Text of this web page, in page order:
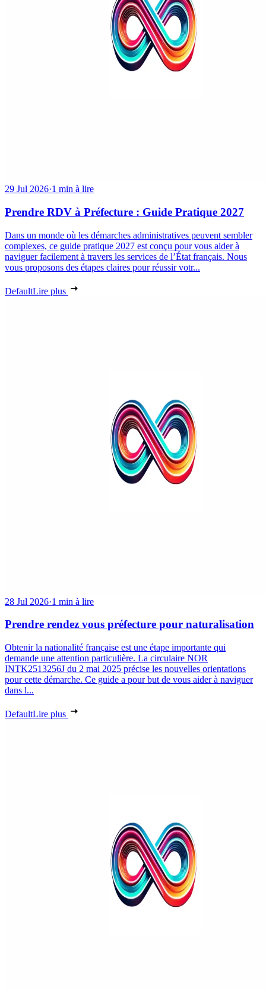
29 Jul 2026·1 min à lire
Prendre RDV à Préfecture : Guide Pratique 2027
Dans un monde où les démarches administratives peuvent sembler
complexes, ce guide pratique 2027 est conçu pour vous aider à
naviguer facilement à travers les services de l’État français. Nous
vous proposons des étapes claires pour réussir votr...
DefaultLire plus
28 Jul 2026·1 min à lire
Prendre rendez vous préfecture pour naturalisation
Obtenir la nationalité française est une étape importante qui
demande une attention particulière. La circulaire NOR
INTK2513256J du 2 mai 2025 précise les nouvelles orientations
pour cette démarche. Ce guide a pour but de vous aider à naviguer
dans l...
DefaultLire plus